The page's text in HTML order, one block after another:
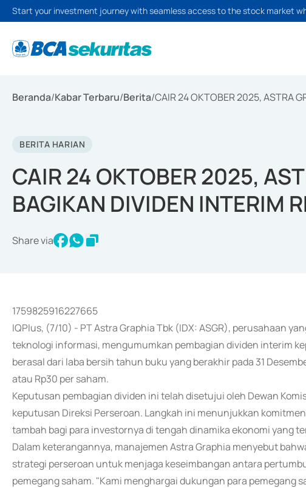
Start your investment journey with seamless access to the stock market
Beranda/Kabar Terbaru/Berita/CAIR 24 OKTOBER 2025, ASTRA
BERITA HARIAN
CAIR 24 OKTOBER 2025,
BAGIKAN DIVIDEN INTERIM
Share via
1759825916227665
IQPlus, (7/10) - PT Astra Graphia Tbk (IDX: ASGR), perusahaan
teknologi informasi, mengumumkan pembagian dividen interim
berasal dari laba bersih tahun buku yang berakhir pada 31
atau Rp30 per saham.
Keputusan pembagian dividen ini telah disetujui oleh Dewan
keputusan Direksi Perseroan. Langkah ini menunjukkan
tambah bagi para investornya di tengah dinamika ekonomi yang
Dalam keterangannya, manajemen Astra Graphia menyebut
strategi perseroan untuk menjaga keseimbangan antara
pemegang saham. "Kami menghargai dukungan para pemegang